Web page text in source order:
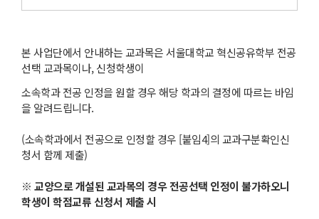
본 사업단에서 안내하는 교과목은 서울대학교 혁신공유학부 전공
선택 교과목이나, 신청학생이
소속학과 전공 인정을 원할 경우 해당 학과의 결정에 따르는 바임
을 알려드립니다.
(소속학과에서 전공으로 인정할 경우 [붙임4]의 교과구분확인신
청서 함께 제출)
※ 교양으로 개설된 교과목의 경우 전공선택 인정이 불가하오니
학생이 학점교류 신청서 제출 시